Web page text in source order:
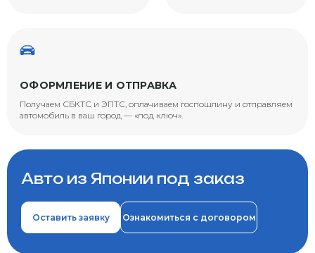
ОФОРМЛЕНИЕ И ОТПРАВКА
Получаем СБКТС и ЭПТС, оплачиваем госпошлину и отправляем
автомобиль в ваш город — «под ключ».
Авто из Японии под заказ
Оставить заявку Ознакомиться с договором